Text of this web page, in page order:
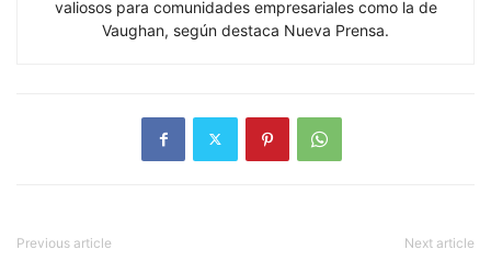
valiosos para comunidades empresariales como la de
Vaughan, según destaca Nueva Prensa.
Previous article Next article